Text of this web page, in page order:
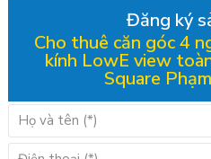
Đăng ký
Cho thuê căn góc 4
kính LowE view
Square